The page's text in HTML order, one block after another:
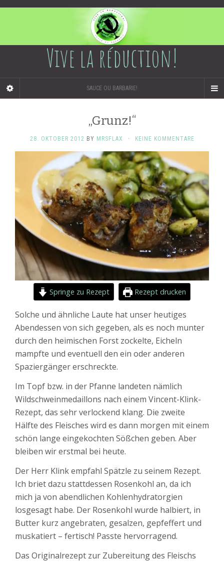
Vive la réduction!
SAUCE OU BARBARIE!
„Grunz!“
28. OKTOBER 2012 BY MRSFLAX · KEINE KOMMENTARE
Springe zu Rezept Rezept drucken
Solche und ähnliche Laute hat unser heutiges
Abendessen von sich gegeben, als es noch munter
durch den heimischen Forst zockelte, Eicheln
mampfte und eventuell den ein oder anderen
Spaziergänger erschreckte.
Im Topf bzw. in der Pfanne landeten nämlich
Wildschweinmedaillons nach einem Vincent-Klink-
Rezept, das sehr verlockend klang. Die zweite
Hälfte des Fleisches wird es dann morgen mit einem
schön lange eingekochten Sößchen geben. Aber
bleiben wir erstmal bei heute.
Der Herr Klink empfahl Spätzle zu seinem Rezept.
Ich briet dazu stattdessen Rosenkohl an, da ich
mich ja von abendlichen Kohlenhydratorgien
losgesagt habe. Der Rosenkohl wurde halbiert, in
Butter kurz angebraten, gesalzen, gepfeffert und
muskatiert – fertisch! Passte hervorragend.
Das Originalrezept zur Zubereitung des Fleischs